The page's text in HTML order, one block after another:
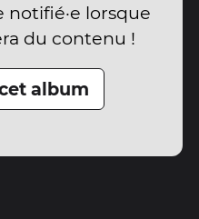
notifié·e lorsque
du contenu !
album